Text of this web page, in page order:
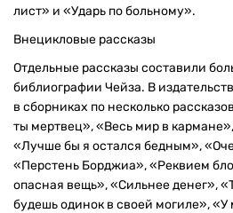
лист» и «Ударь по больному».
Внецикловые рассказы
Отдельные рассказы составили
библиографии Чейза. В
в сборниках по несколько
ты мертвец», «Весь мир в
«Лучше бы я остался бедным»,
«Перстень Борджиа», «Реквием
опасная вещь», «Сильнее денег»,
будешь одинок в своей могиле»,